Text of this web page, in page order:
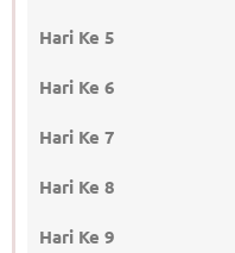
Hari Ke 5
Hari Ke 6
Hari Ke 7
Hari Ke 8
Hari Ke 9